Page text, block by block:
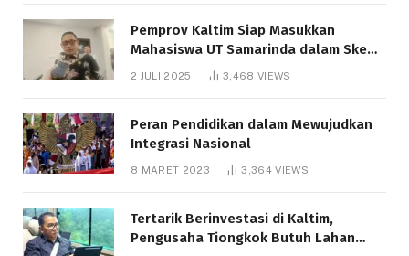
Pemprov Kaltim Siap Masukkan
Mahasiswa UT Samarinda dalam Skema
Bantuan Pendidikan Gratispol
2 JULI 2025 3,468 VIEWS
Peran Pendidikan dalam Mewujudkan
Integrasi Nasional
8 MARET 2023 3,364VIEWS
Tertarik Berinvestasi di Kaltim,
Pengusaha Tiongkok Butuh Lahan